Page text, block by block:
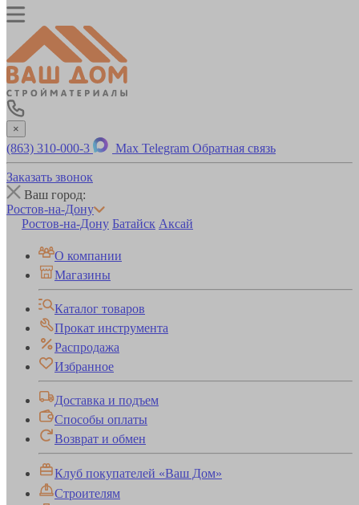
×
(863) 310-000-3 Max Telegram Обратная связь
Заказать звонок
Ваш город:
Ростов-на-Дону
Ростов-на-Дону Батайск Аксай
О компании
Магазины
Каталог товаров
Прокат инструмента
Распродажа
Избранное
Доставка и подъем
Способы оплаты
Возврат и обмен
Клуб покупателей «Ваш Дом»
Строителям